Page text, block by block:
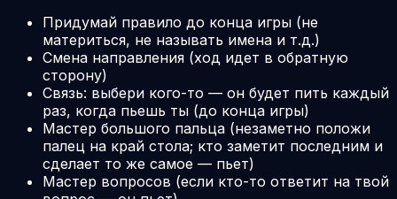
Придумай правило до конца игры (не
материться, не называть имена и т.д.)
Смена направления (ход идет в обратную
сторону)
Связь: выбери кого-то — он будет пить каждый
раз, когда пьешь ты (до конца игры)
Мастер большого пальца (незаметно положи
палец на край стола; кто заметит последним и
сделает то же самое — пьет)
Мастер вопросов (если кто-то ответит на твой